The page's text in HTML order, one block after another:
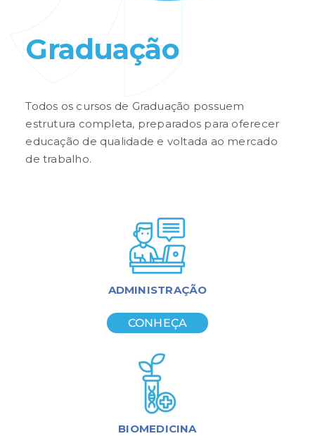
Graduação
Todos os cursos de Graduação possuem
estrutura completa, preparados para oferecer
educação de qualidade e voltada ao mercado
de trabalho.
ADMINISTRAÇÃO
CONHEÇA
BIOMEDICINA